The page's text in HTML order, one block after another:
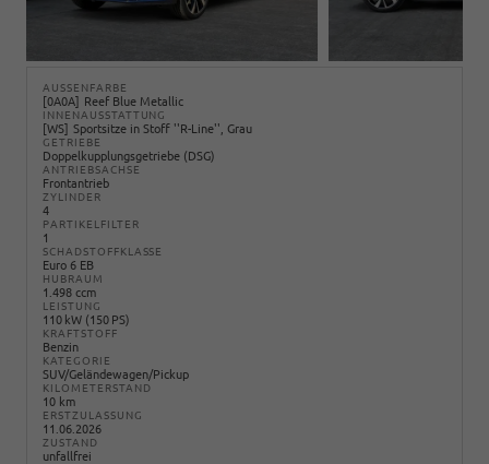
AUSSENFARBE
0A0A Reef Blue Metallic
INNENAUSSTATTUNG
WS Sportsitze in Stoff ''R-Line'', Grau
GETRIEBE
Doppelkupplungsgetriebe (DSG)
ANTRIEBSACHSE
Frontantrieb
ZYLINDER
4
PARTIKELFILTER
1
SCHADSTOFFKLASSE
Euro 6 EB
HUBRAUM
1.498 ccm
LEISTUNG
110 kW (150 PS)
KRAFTSTOFF
Benzin
KATEGORIE
SUV/Geländewagen/Pickup
KILOMETERSTAND
10 km
ERSTZULASSUNG
11.06.2026
ZUSTAND
unfallfrei